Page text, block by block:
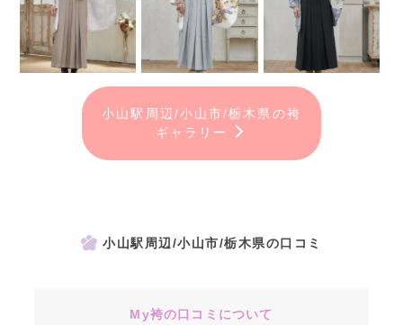
小山駅周辺/小山市/栃木県の袴
ギャラリー
小山駅周辺/小山市/栃木県の口コミ
My袴の口コミについて